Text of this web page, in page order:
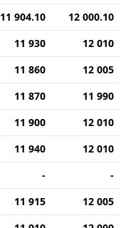
11 904.10
12 000.10
11 930
12 010
11 860
12 005
11 870
11 990
11 900
12 010
11 940
12 010
-
-
11 915
12 005